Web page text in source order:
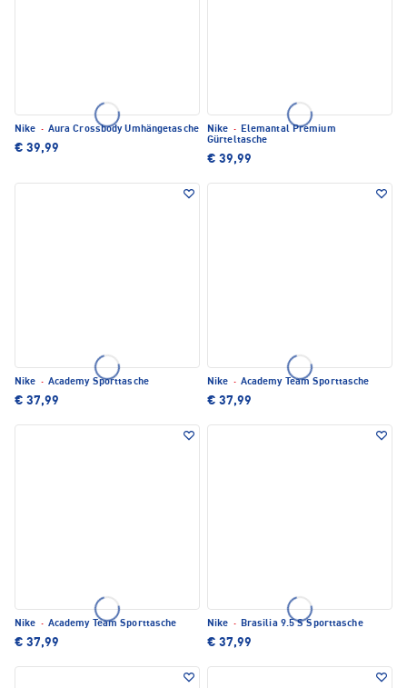
Nike · Aura Crossbody Umhängetasche
€ 39,99
Nike · Elemantal Premium
Gürteltasche
€ 39,99
Nike · Academy Sporttasche
€ 37,99
Nike · Academy Team Sporttasche
€ 37,99
Nike · Academy Team Sporttasche
€ 37,99
Nike · Brasilia 9.5 S Sporttasche
€ 37,99